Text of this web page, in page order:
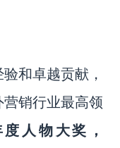
和卓越贡献，
销行业最高领
人物大奖，